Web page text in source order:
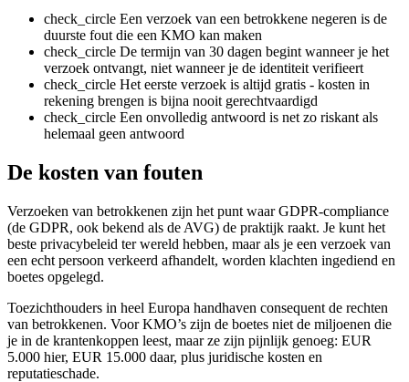
check_circle Een verzoek van een betrokkene negeren is de
duurste fout die een KMO kan maken
check_circle De termijn van 30 dagen begint wanneer je het
verzoek ontvangt, niet wanneer je de identiteit verifieert
check_circle Het eerste verzoek is altijd gratis - kosten in
rekening brengen is bijna nooit gerechtvaardigd
check_circle Een onvolledig antwoord is net zo riskant als
helemaal geen antwoord
De kosten van fouten
Verzoeken van betrokkenen zijn het punt waar GDPR-compliance
(de GDPR, ook bekend als de AVG) de praktijk raakt. Je kunt het
beste privacybeleid ter wereld hebben, maar als je een verzoek van
een echt persoon verkeerd afhandelt, worden klachten ingediend en
boetes opgelegd.
Toezichthouders in heel Europa handhaven consequent de rechten
van betrokkenen. Voor KMO’s zijn de boetes niet de miljoenen die
je in de krantenkoppen leest, maar ze zijn pijnlijk genoeg: EUR
5.000 hier, EUR 15.000 daar, plus juridische kosten en
reputatieschade.